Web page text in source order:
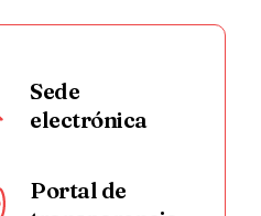
Sede
electrónica
Portal de